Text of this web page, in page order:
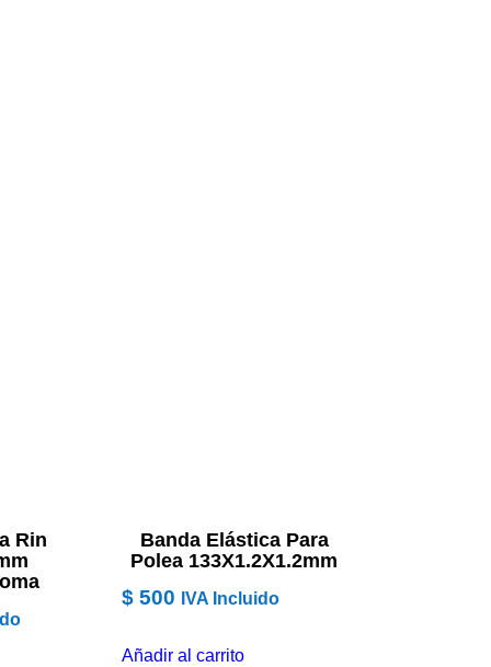
Rin
Banda Elástica Para
Polea 133X1.2X1.2mm
$500 IVA Incluido
Añadir al carrito